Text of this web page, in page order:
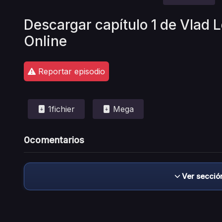
Descargar capítulo 1 de Vlad
Online
Reportar episodio
1fichier Mega
0comentarios
Ver